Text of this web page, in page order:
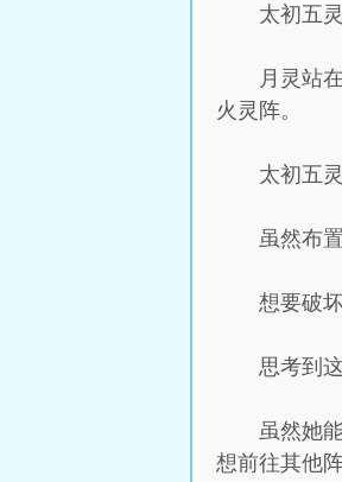
太初五
月灵站
火灵阵。
太初五
虽然布
想要破
思考到
虽然她
想前往其他